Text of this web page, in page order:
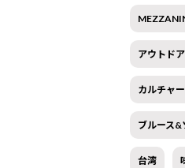
アウトドア
カルチャ
ブルース&
台湾